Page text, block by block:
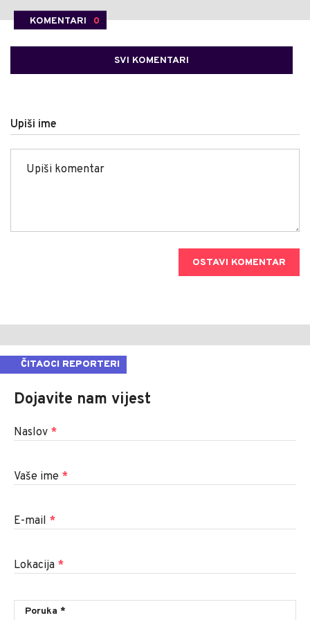
KOMENTARI 0
SVI KOMENTARI
Upiši ime
OSTAVI KOMENTAR
ČITAOCI REPORTERI
Dojavite nam vijest
Naslov *
Vaše ime *
E-mail *
Lokacija *